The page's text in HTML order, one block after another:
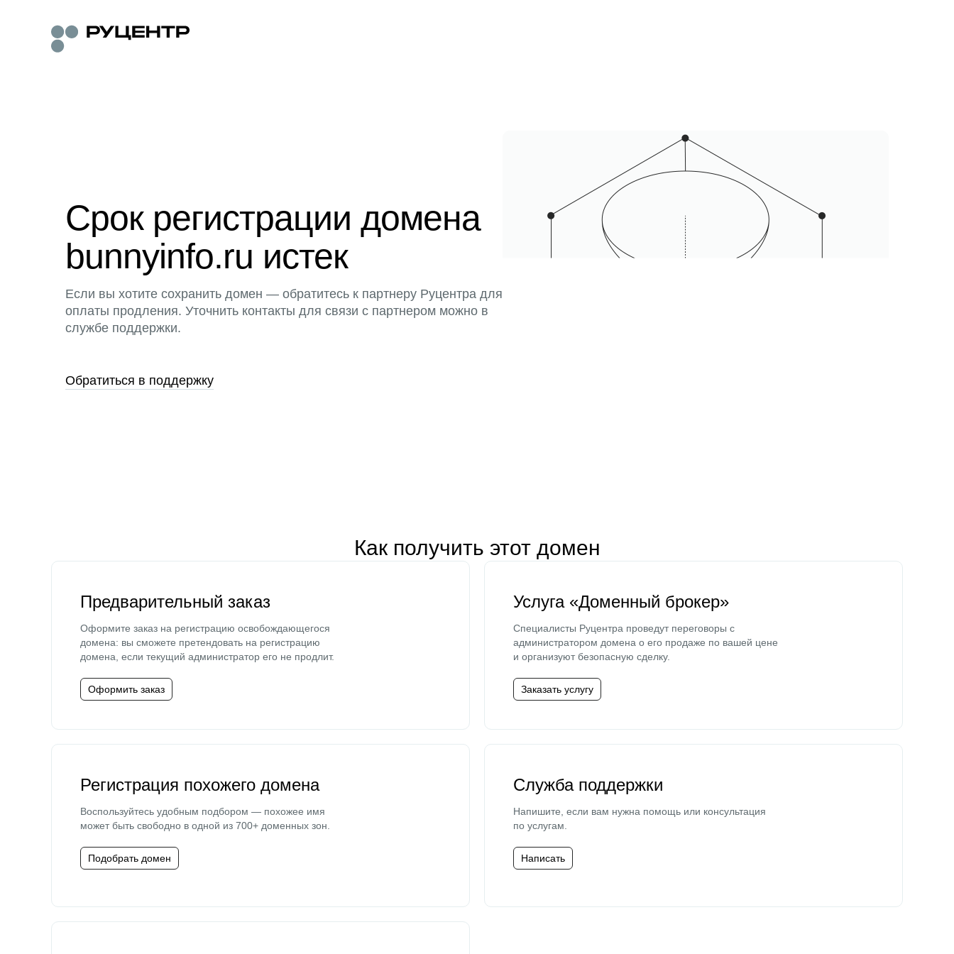
Срок регистрации домена
bunnyinfo.ru истек
Если вы хотите сохранить домен — обратитесь к партнеру Руцентра для
оплаты продления. Уточнить контакты для связи с партнером можно в
службе поддержки.
Обратиться в поддержку
Как получить этот домен
Предварительный заказ
Оформите заказ на регистрацию освобождающегося
домена: вы сможете претендовать на регистрацию
домена, если текущий администратор его не продлит.
Оформить заказ
Услуга «Доменный брокер»
Специалисты Руцентра проведут переговоры с
администратором домена о его продаже по вашей цене
и организуют безопасную сделку.
Заказать услугу
Регистрация похожего домена
Воспользуйтесь удобным подбором — похожее имя
может быть свободно в одной из 700+ доменных зон.
Подобрать домен
Служба поддержки
Напишите, если вам нужна помощь или консультация
по услугам.
Написать